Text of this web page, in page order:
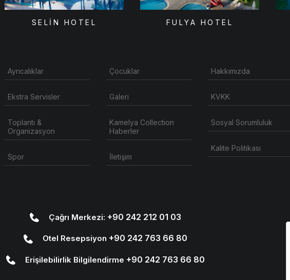
SELİN HOTEL FULYA HOTEL
Ayrıcalıklar
Ekstra Servisler
Toplantı &
Organizasyon
Spor
Çocuklar
Galeri
Kamelya Collection
Haberler
İletişim
Hakkımızda
KVKK
Sosyal Sorumluluk
Kalite Politikası
Çağrı Merkezi: +90 242 212 01 03
Otel Resepsiyon +90 242 763 66 80
Erişilebilirlik Bilgilendirme +90 242 763 66 80